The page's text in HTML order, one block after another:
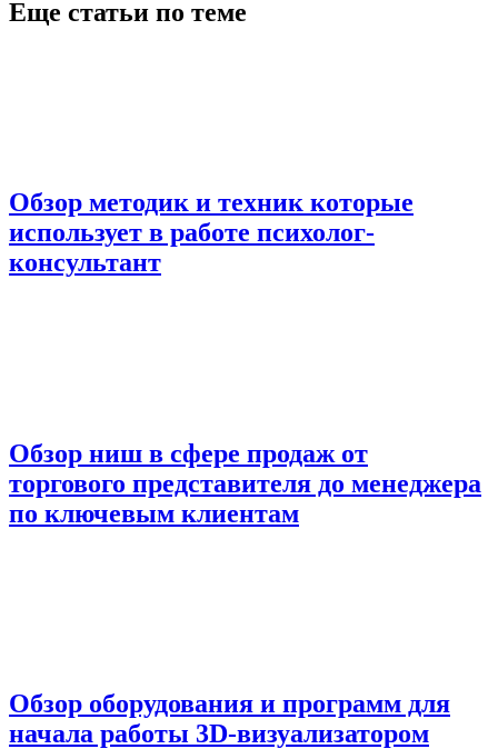
Еще статьи по теме
Обзор методик и техник которые
использует в работе психолог-
консультант
Обзор ниш в сфере продаж от
торгового представителя до менеджера
по ключевым клиентам
Обзор оборудования и программ для
начала работы 3D-визуализатором